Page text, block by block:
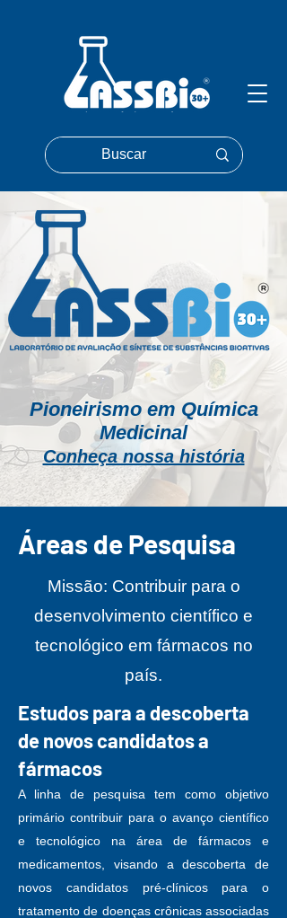
Pioneirismo em Química
Medicinal
Conheça nossa história
Áreas de Pesquisa
Missão: Contribuir para o
desenvolvimento científico e
tecnológico em fármacos no
país.
Estudos para a descoberta
de novos candidatos a
fármacos
A linha de pesquisa tem como objetivo
primário contribuir para o avanço científico
e tecnológico na área de fármacos e
medicamentos, visando a descoberta de
novos candidatos pré-clínicos para o
tratamento de doenças crônicas associadas